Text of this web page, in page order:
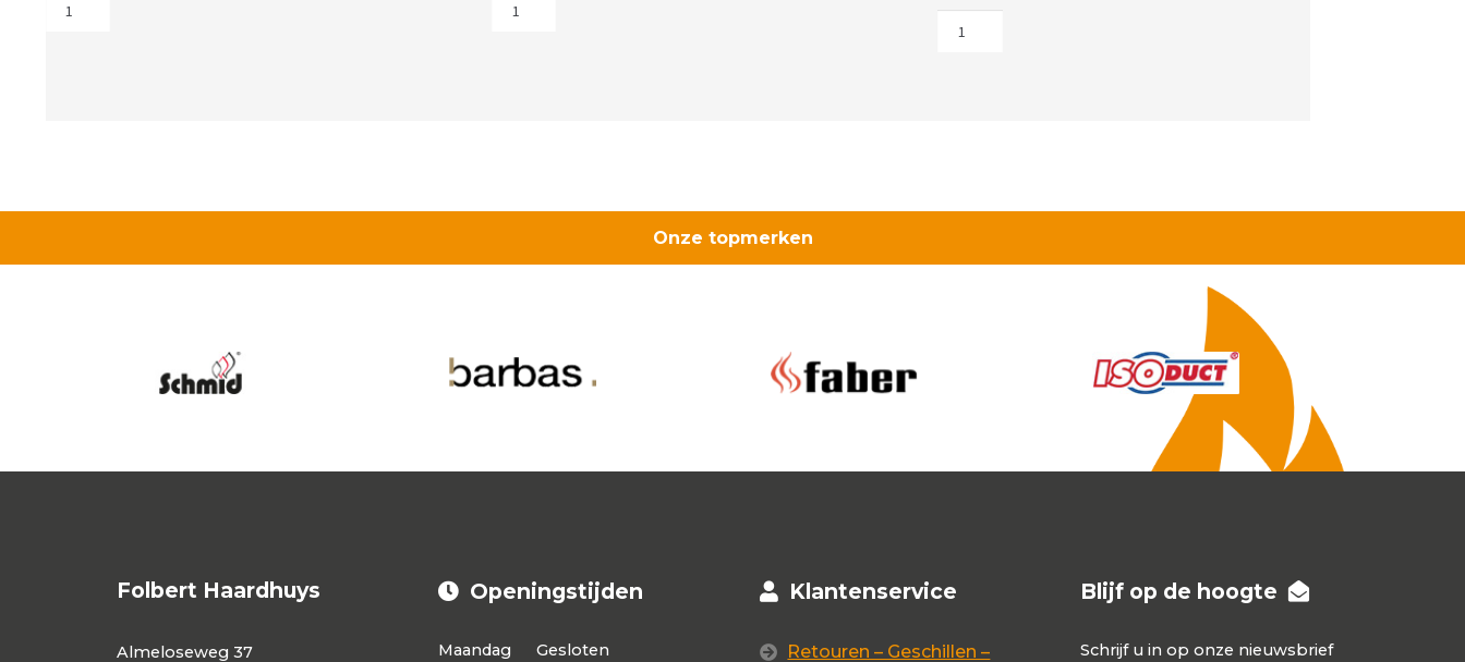
Onze topmerken
Folbert Haardhuys
Almeloseweg 37
Openingstijden
Maandag Gesloten
Klantenservice
Retouren – Geschillen –
Blijf op de hoogte
Schrijf u in op onze nieuwsbrief